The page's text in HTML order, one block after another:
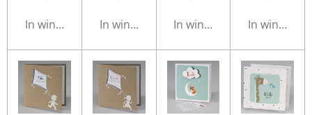
In winkelwagenIn winkelwagenIn winkelwagenIn